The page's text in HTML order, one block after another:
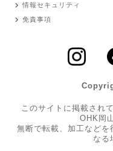
情報セキュリティ
免責事項
このサイトに掲載され
OHK岡
無断で転載、加工などを
なる